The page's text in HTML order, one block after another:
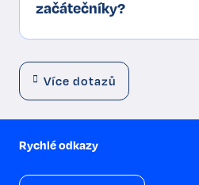
začátečníky?
Více dotazů
Rychlé odkazy